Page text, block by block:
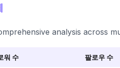
analysis across
워 수 팔로우 수